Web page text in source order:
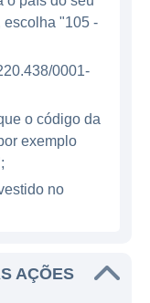
Dentro
especializa
se
de oferecer
na
da
como
A empresa
escolha "105 -
0001-
o código da
exemplo
no
AÇÕES